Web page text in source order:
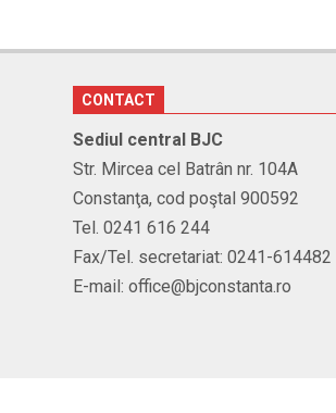
CONTACT
Sediul central BJC
Str. Mircea cel Batrân nr. 104A
Constanţa, cod poştal 900592
Tel. 0241 616 244
Fax/Tel. secretariat: 0241-614482
E-mail: office@bjconstanta.ro